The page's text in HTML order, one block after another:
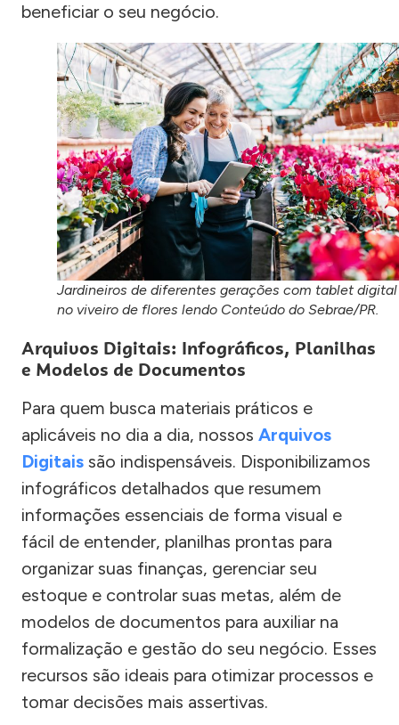
beneficiar o seu negócio.
Jardineiros de diferentes gerações com tablet digital
no viveiro de flores lendo Conteúdo do Sebrae/PR.
Arquivos Digitais: Infográficos, Planilhas
e Modelos de Documentos
Para quem busca materiais práticos e
aplicáveis no dia a dia, nossos Arquivos
Digitais são indispensáveis. Disponibilizamos
infográficos detalhados que resumem
informações essenciais de forma visual e
fácil de entender, planilhas prontas para
organizar suas finanças, gerenciar seu
estoque e controlar suas metas, além de
modelos de documentos para auxiliar na
formalização e gestão do seu negócio. Esses
recursos são ideais para otimizar processos e
tomar decisões mais assertivas.